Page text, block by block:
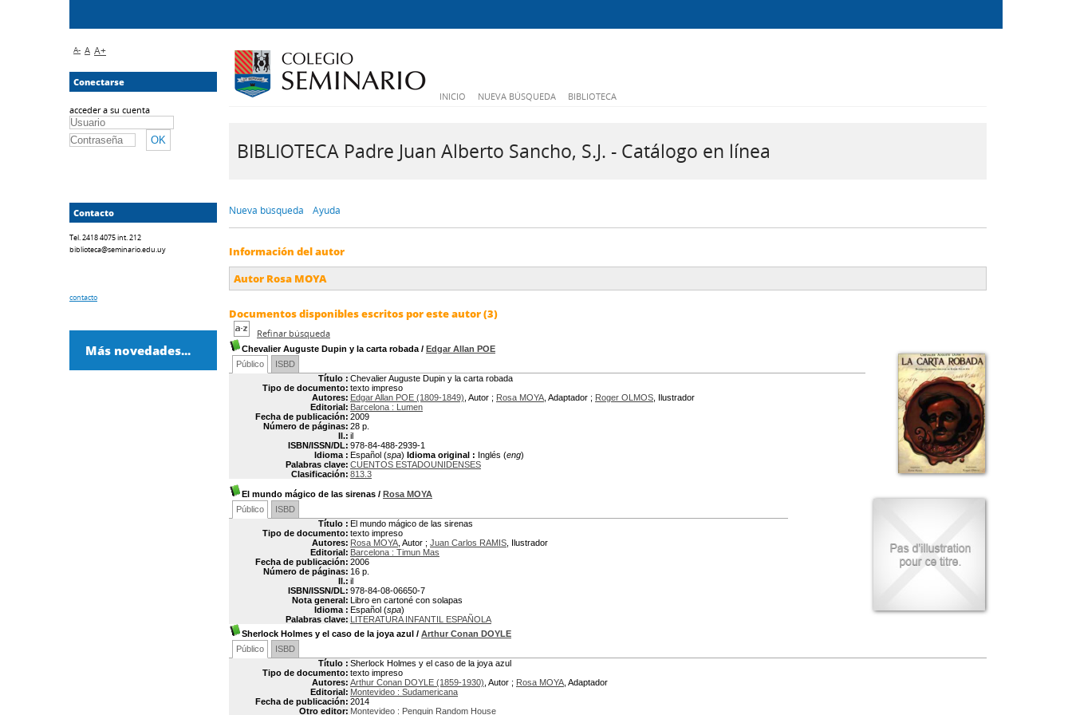
INICIO NUEVA BÚSQUEDA BIBLIOTECA
BIBLIOTECA Padre Juan Alberto Sancho, S.J. - Catálogo en línea
Nueva búsqueda Ayuda
Información del autor
Autor Rosa MOYA
Documentos disponibles escritos por este autor (3)
Refinar búsqueda
Chevalier Auguste Dupin y la carta robada / Edgar Allan POE
Público
ISBD
Título : Chevalier Auguste Dupin y la carta robada
Tipo de documento: texto impreso
Autores: Edgar Allan POE (1809-1849) , Autor ; Rosa MOYA , Adaptador ; Roger OLMOS , Ilustrador
Editorial: Barcelona : Lumen
Fecha de publicación: 2009
Número de páginas: 28 p.
Il.: il
ISBN/ISSN/DL: 978-84-488-2939-1
Idioma : Español (spa) Idioma original : Inglés (eng)
Palabras clave: CUENTOS ESTADOUNIDENSES
Clasificación: 813.3
El mundo mágico de las sirenas / Rosa MOYA
Público
ISBD
Título : El mundo mágico de las sirenas
Tipo de documento: texto impreso
Autores: Rosa MOYA , Autor ; Juan Carlos RAMIS , Ilustrador
Editorial: Barcelona : Timun Mas
Fecha de publicación: 2006
Número de páginas: 16 p.
Il.: il
ISBN/ISSN/DL: 978-84-08-06650-7
Nota general: Libro en cartoné con solapas
Idioma : Español (spa)
Palabras clave: LITERATURA INFANTIL ESPAÑOLA
Sherlock Holmes y el caso de la joya azul / Arthur Conan DOYLE
Público
ISBD
Título : Sherlock Holmes y el caso de la joya azul
Tipo de documento: texto impreso
Autores: Arthur Conan DOYLE (1859-1930) , Autor ; Rosa MOYA , Adaptador
Editorial: Montevideo : Sudamericana
Fecha de publicación: 2014
Otro editor: Montevideo : Penguin Random House
A- A A+
Conectarse
acceder a su cuenta
Contacto
Tel. 2418 4075 int. 212
biblioteca@seminario.edu.uy
contacto
Más novedades...